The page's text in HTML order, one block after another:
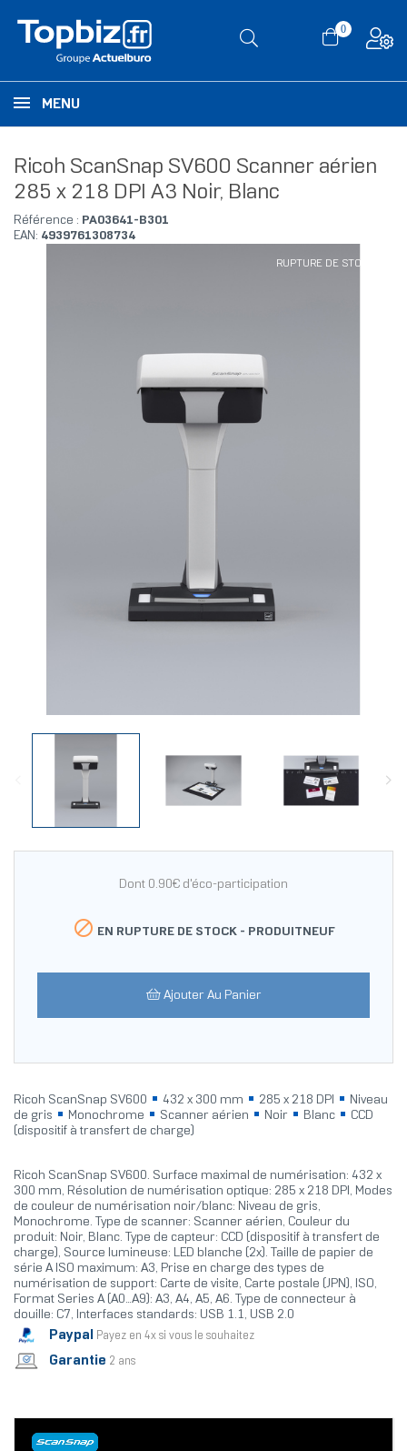
0
MENU
Ricoh ScanSnap SV600 Scanner aérien
285 x 218 DPI A3 Noir, Blanc
Référence : PA03641-B301
EAN: 4939761308734
RUPTURE DE STOCK
Dont 0.90€ d'éco-participation
 EN RUPTURE DE STOCK - PRODUITNEUF
Ajouter Au Panier
Ricoh ScanSnap SV600 432 x 300 mm 285 x 218 DPI
Niveau
de gris
Monochrome Scanner aérien Noir Blanc
CCD
(dispositif à transfert de charge)
Ricoh ScanSnap SV600. Surface maximal de numérisation: 432 x
300 mm, Résolution de numérisation optique: 285 x 218 DPI, Modes
de couleur de numérisation noir/blanc: Niveau de gris,
Monochrome. Type de scanner: Scanner aérien, Couleur du
produit: Noir, Blanc. Type de capteur: CCD (dispositif à transfert de
charge), Source lumineuse: LED blanche (2x). Taille de papier de
série A ISO maximum: A3, Prise en charge des types de
numérisation de support: Carte de visite, Carte postale (JPN), ISO,
Format Series A (A0...A9): A3, A4, A5, A6. Type de connecteur à
douille: C7, Interfaces standards: USB 1.1, USB 2.0
Paypal Payez en 4x si vous le souhaitez
Garantie 2 ans